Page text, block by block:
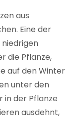
aus
Eine der
die Pflanze,
auf den Winter
unter den
in der Pflanze
ausdehnt,